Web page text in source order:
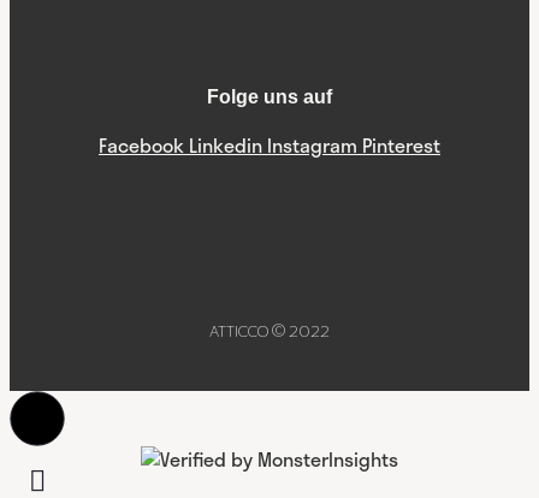
Folge uns auf
Facebook Linkedin Instagram Pinterest
ATTICCO © 2022